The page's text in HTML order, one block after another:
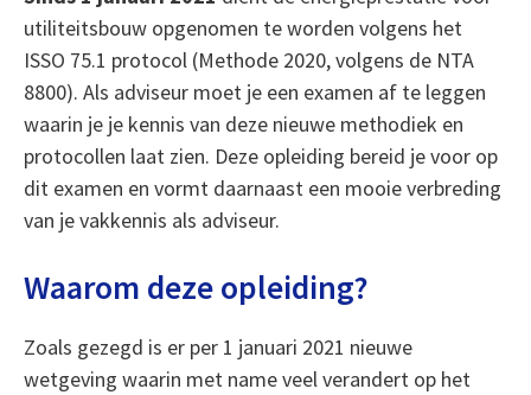
utiliteitsbouw opgenomen te worden volgens het
ISSO 75.1 protocol (Methode 2020, volgens de NTA
8800). Als adviseur moet je een examen af te leggen
waarin je je kennis van deze nieuwe methodiek en
protocollen laat zien. Deze opleiding bereid je voor op
dit examen en vormt daarnaast een mooie verbreding
van je vakkennis als adviseur.
Waarom deze opleiding?
Zoals gezegd is er per 1 januari 2021 nieuwe
wetgeving waarin met name veel verandert op het